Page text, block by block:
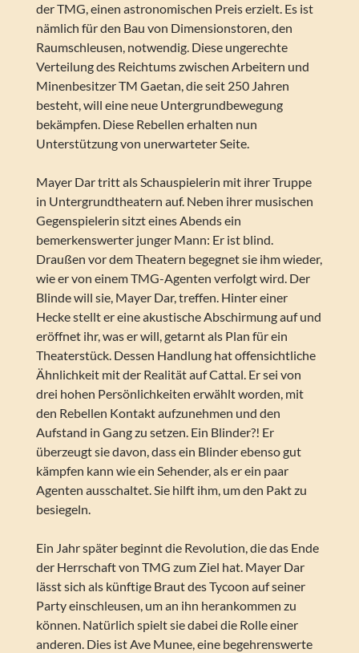
der TMG, einen astronomischen Preis erzielt. Es ist
nämlich für den Bau von Dimensionstoren, den
Raumschleusen, notwendig. Diese ungerechte
Verteilung des Reichtums zwischen Arbeitern und
Minenbesitzer TM Gaetan, die seit 250 Jahren
besteht, will eine neue Untergrundbewegung
bekämpfen. Diese Rebellen erhalten nun
Unterstützung von unerwarteter Seite.
Mayer Dar tritt als Schauspielerin mit ihrer Truppe
in Untergrundtheatern auf. Neben ihrer musischen
Gegenspielerin sitzt eines Abends ein
bemerkenswerter junger Mann: Er ist blind.
Draußen vor dem Theatern begegnet sie ihm wieder,
wie er von einem TMG-Agenten verfolgt wird. Der
Blinde will sie, Mayer Dar, treffen. Hinter einer
Hecke stellt er eine akustische Abschirmung auf und
eröffnet ihr, was er will, getarnt als Plan für ein
Theaterstück. Dessen Handlung hat offensichtliche
Ähnlichkeit mit der Realität auf Cattal. Er sei von
drei hohen Persönlichkeiten erwählt worden, mit
den Rebellen Kontakt aufzunehmen und den
Aufstand in Gang zu setzen. Ein Blinder?! Er
überzeugt sie davon, dass ein Blinder ebenso gut
kämpfen kann wie ein Sehender, als er ein paar
Agenten ausschaltet. Sie hilft ihm, um den Pakt zu
besiegeln.
Ein Jahr später beginnt die Revolution, die das Ende
der Herrschaft von TMG zum Ziel hat. Mayer Dar
lässt sich als künftige Braut des Tycoon auf seiner
Party einschleusen, um an ihn herankommen zu
können. Natürlich spielt sie dabei die Rolle einer
anderen. Dies ist Ave Munee, eine begehrenswerte